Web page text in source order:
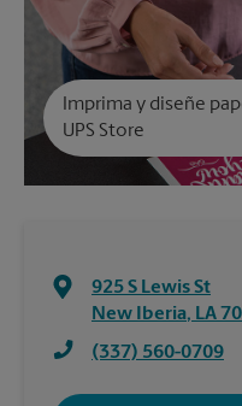
Imprima y diseñe
UPS Store
925 S Lewis St
New Iberia, LA
(337) 560-0709